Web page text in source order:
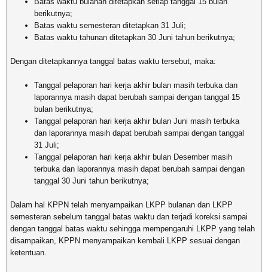
berikutnya;
Batas waktu semesteran ditetapkan 31 Juli;
Batas waktu tahunan ditetapkan 30 Juni tahun berikutnya;
Dengan ditetapkannya tanggal batas waktu tersebut, maka:
Tanggal pelaporan hari kerja akhir bulan masih terbuka dan
laporannya masih dapat berubah sampai dengan tanggal 15
bulan berikutnya;
Tanggal pelaporan hari kerja akhir bulan Juni masih terbuka
dan laporannya masih dapat berubah sampai dengan tanggal
31 Juli;
Tanggal pelaporan hari kerja akhir bulan Desember masih
terbuka dan laporannya masih dapat berubah sampai dengan
tanggal 30 Juni tahun berikutnya;
Dalam hal KPPN telah menyampaikan LKPP bulanan dan LKPP
semesteran sebelum tanggal batas waktu dan terjadi koreksi sampai
dengan tanggal batas waktu sehingga mempengaruhi LKPP yang telah
disampaikan, KPPN menyampaikan kembali LKPP sesuai dengan
ketentuan.